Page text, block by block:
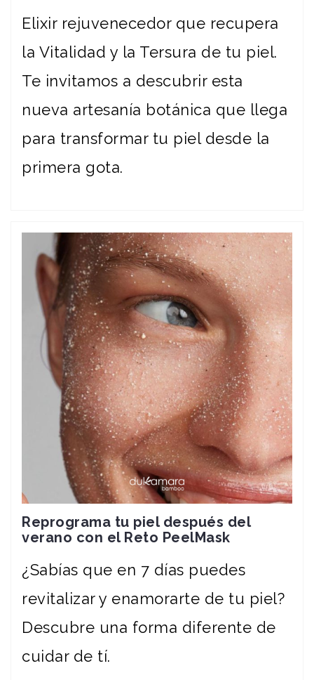
Elixir rejuvenecedor que recupera
la Vitalidad y la Tersura de tu piel.
Te invitamos a descubrir esta
nueva artesanía botánica que llega
para transformar tu piel desde la
primera gota.
Reprograma tu piel después del
verano con el Reto PeelMask
¿Sabías que en 7 días puedes
revitalizar y enamorarte de tu piel?
Descubre una forma diferente de
cuidar de tí.